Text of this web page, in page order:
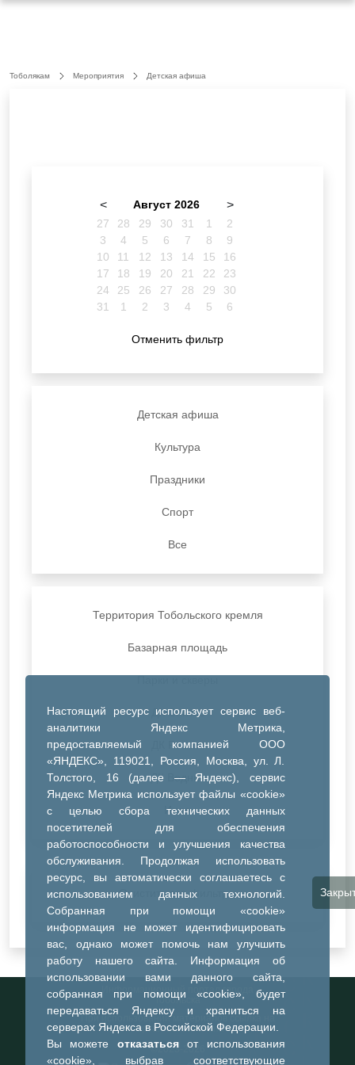
Настоящий ресурс использует сервис веб-
аналитики Яндекс Метрика,
предоставляемый компанией ООО
«ЯНДЕКС», 119021, Россия, Москва, ул. Л.
Толстого, 16 (далее — Яндекс), сервис
Яндекс Метрика использует файлы «cookie»
с целью сбора технических данных
посетителей для обеспечения
работоспособности и улучшения качества
обслуживания. Продолжая использовать
ресурс, вы автоматически соглашаетесь с
использованием данных технологий.
Собранная при помощи «cookie»
информация не может идентифицировать
вас, однако может помочь нам улучшить
работу нашего сайта. Информация об
использовании вами данного сайта,
собранная при помощи «cookie», будет
передаваться Яндексу и храниться на
серверах Яндекса в Российской Федерации.
Вы можете отказатьсяот использования
«cookie», выбрав соответствующие
Тоболякам Мероприятия Детская афиша
< Август 2026 >
27 28 29 30 31 1
2
3
4 5 6 7 8
9
10
11 12 13 14 15
16
17
18 19 20 21 22
23
24
25 26 27 28 29
30
31
1 2 3 4 5 6
Отменить фильтр
Детская афиша
Культура
Праздники
Спорт
Все
Территория Тобольского кремля
Базарная площадь
ДК Синтез
ДК Речник
ДК Водник
Иное
Очистить все фильтры
Информационный портал города
Тобольска
При использовании материалов ссылка на
портал обязательна
©2023-2026